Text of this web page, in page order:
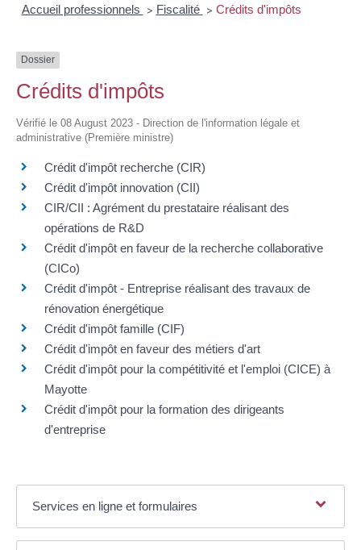
Accueil professionnels > Fiscalité > Crédits d'impôts
Dossier
Crédits d'impôts
Vérifié le 08 August 2023 - Direction de l'information légale et
administrative (Première ministre)
Crédit d'impôt recherche (CIR)
Crédit d'impôt innovation (CII)
CIR/CII : Agrément du prestataire réalisant des
opérations de R&D
Crédit d'impôt en faveur de la recherche collaborative
(CICo)
Crédit d'impôt - Entreprise réalisant des travaux de
rénovation énergétique
Crédit d'impôt famille (CIF)
Crédit d'impôt en faveur des métiers d'art
Crédit d'impôt pour la compétitivité et l'emploi (CICE) à
Mayotte
Crédit d'impôt pour la formation des dirigeants
d'entreprise
Services en ligne et formulaires